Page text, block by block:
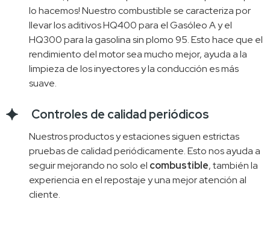
lo hacemos! Nuestro combustible se caracteriza por
llevar los aditivos HQ400 para el Gasóleo A y el
HQ300 para la gasolina sin plomo 95. Esto hace que el
rendimiento del motor sea mucho mejor, ayuda a la
limpieza de los inyectores y la conducción es más
suave.
Controles de calidad periódicos
Nuestros productos y estaciones siguen estrictas
pruebas de calidad periódicamente. Esto nos ayuda a
seguir mejorando no solo el combustible, también la
experiencia en el repostaje y una mejor atención al
cliente.